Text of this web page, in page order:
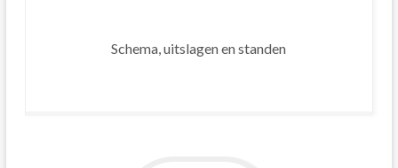
Schema, uitslagen en standen